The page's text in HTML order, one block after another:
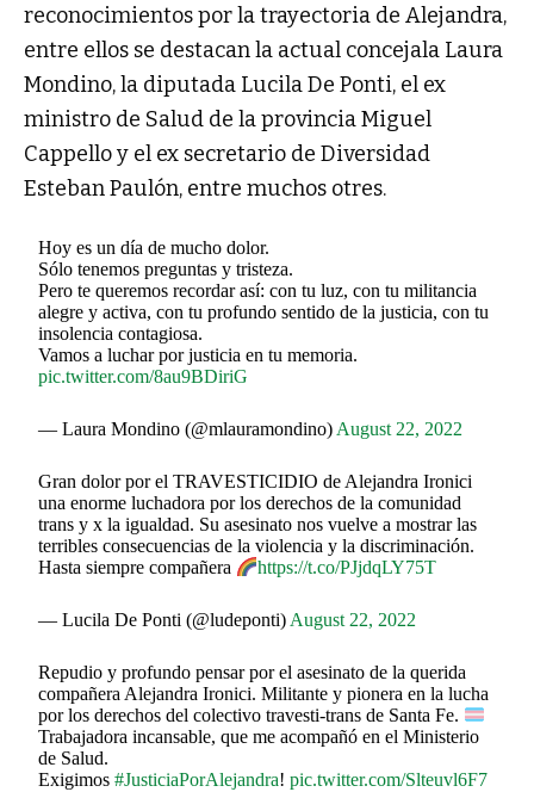
reconocimientos por la trayectoria de Alejandra,
entre ellos se destacan la actual concejala Laura
Mondino, la diputada Lucila De Ponti, el ex
ministro de Salud de la provincia Miguel
Cappello y el ex secretario de Diversidad
Esteban Paulón, entre muchos otres.
Hoy es un día de mucho dolor.
Sólo tenemos preguntas y tristeza.
Pero te queremos recordar así: con tu luz, con tu militancia
alegre y activa, con tu profundo sentido de la justicia, con tu
insolencia contagiosa.
Vamos a luchar por justicia en tu memoria.
pic.twitter.com/8au9BDiriG
— Laura Mondino (@mlauramondino) August 22, 2022
Gran dolor por el TRAVESTICIDIO de Alejandra Ironici
una enorme luchadora por los derechos de la comunidad
trans y x la igualdad. Su asesinato nos vuelve a mostrar las
terribles consecuencias de la violencia y la discriminación.
Hasta siempre compañera
https://t.co/PJjdqLY75T
— Lucila De Ponti (@ludeponti) August 22, 2022
Repudio y profundo pensar por el asesinato de la querida
compañera Alejandra Ironici. Militante y pionera en la lucha
por los derechos del colectivo travesti-trans de Santa Fe.
Trabajadora incansable, que me acompañó en el Ministerio
de Salud.
Exigimos#JusticiaPorAlejandra!pic.twitter.com/Slteuvl6F7